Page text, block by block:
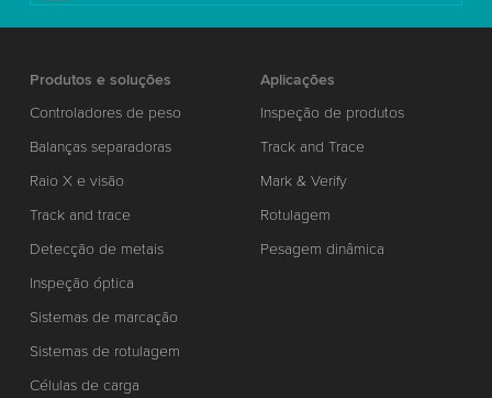
Produtos e soluções
Controladores de peso
Balanças separadoras
Raio X e visão
Track and trace
Detecção de metais
Inspeção óptica
Sistemas de marcação
Sistemas de rotulagem
Células de carga
Aplicações
Inspeção de produtos
Track and Trace
Mark & Verify
Rotulagem
Pesagem dinâmica